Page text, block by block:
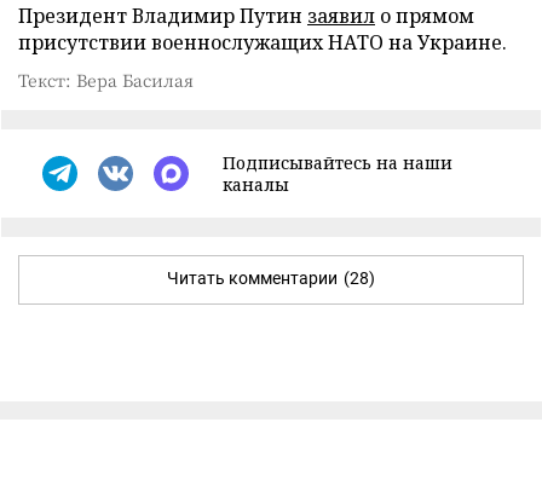
Президент Владимир Путин заявил о прямом
присутствии военнослужащих НАТО на Украине.
Текст: Вера Басилая
Подписывайтесь на наши
каналы
Читать комментарии (28)